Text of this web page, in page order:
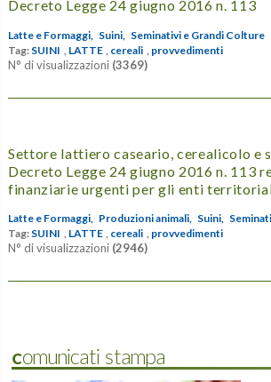
Decreto Legge 24 giugno 2016 n. 113
Latte e Formaggi, Suini,
Seminativi e Grandi Colture
Tag: SUINI LATTE cereali provvedimenti
N° di visualizzazioni (3369)
Settore lattiero caseario, cerealicolo e
Decreto Legge 24 giugno 2016 n. 113
finanziarie urgenti per gli enti
Latte e Formaggi, Produzioni animali, Suini,
Tag: SUINI , LATTE , cereali , provvedimenti
N° di visualizzazioni (2946)
Comunicati stampa